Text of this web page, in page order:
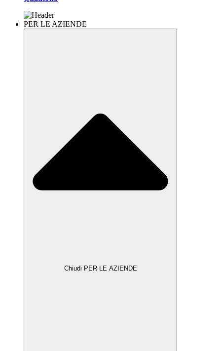
PER LE AZIENDE
Chiudi PER LE AZIENDE